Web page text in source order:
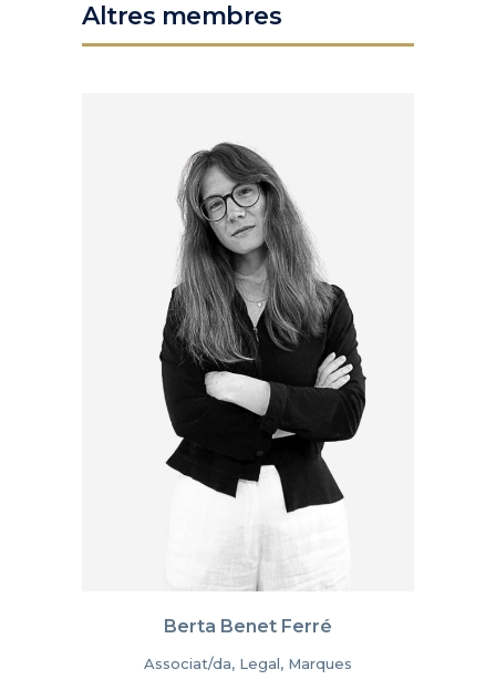
Altres membres
Berta Benet Ferré
Associat/da, Legal, Marques